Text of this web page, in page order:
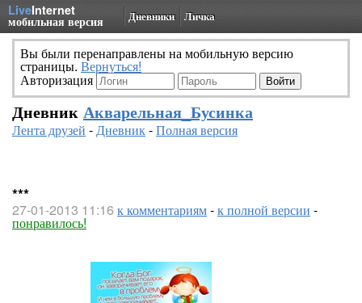
LiveInternet
мобильная версия Дневники Личка
Вы были перенаправлены на мобильную версию
страницы. Вернуться!
Авторизация
Дневник Акварельная_Бусинка
Лента друзей -Дневник-Полная версия
***
27-01-2013 11:16 к комментариям-к полной версии -
понравилось!